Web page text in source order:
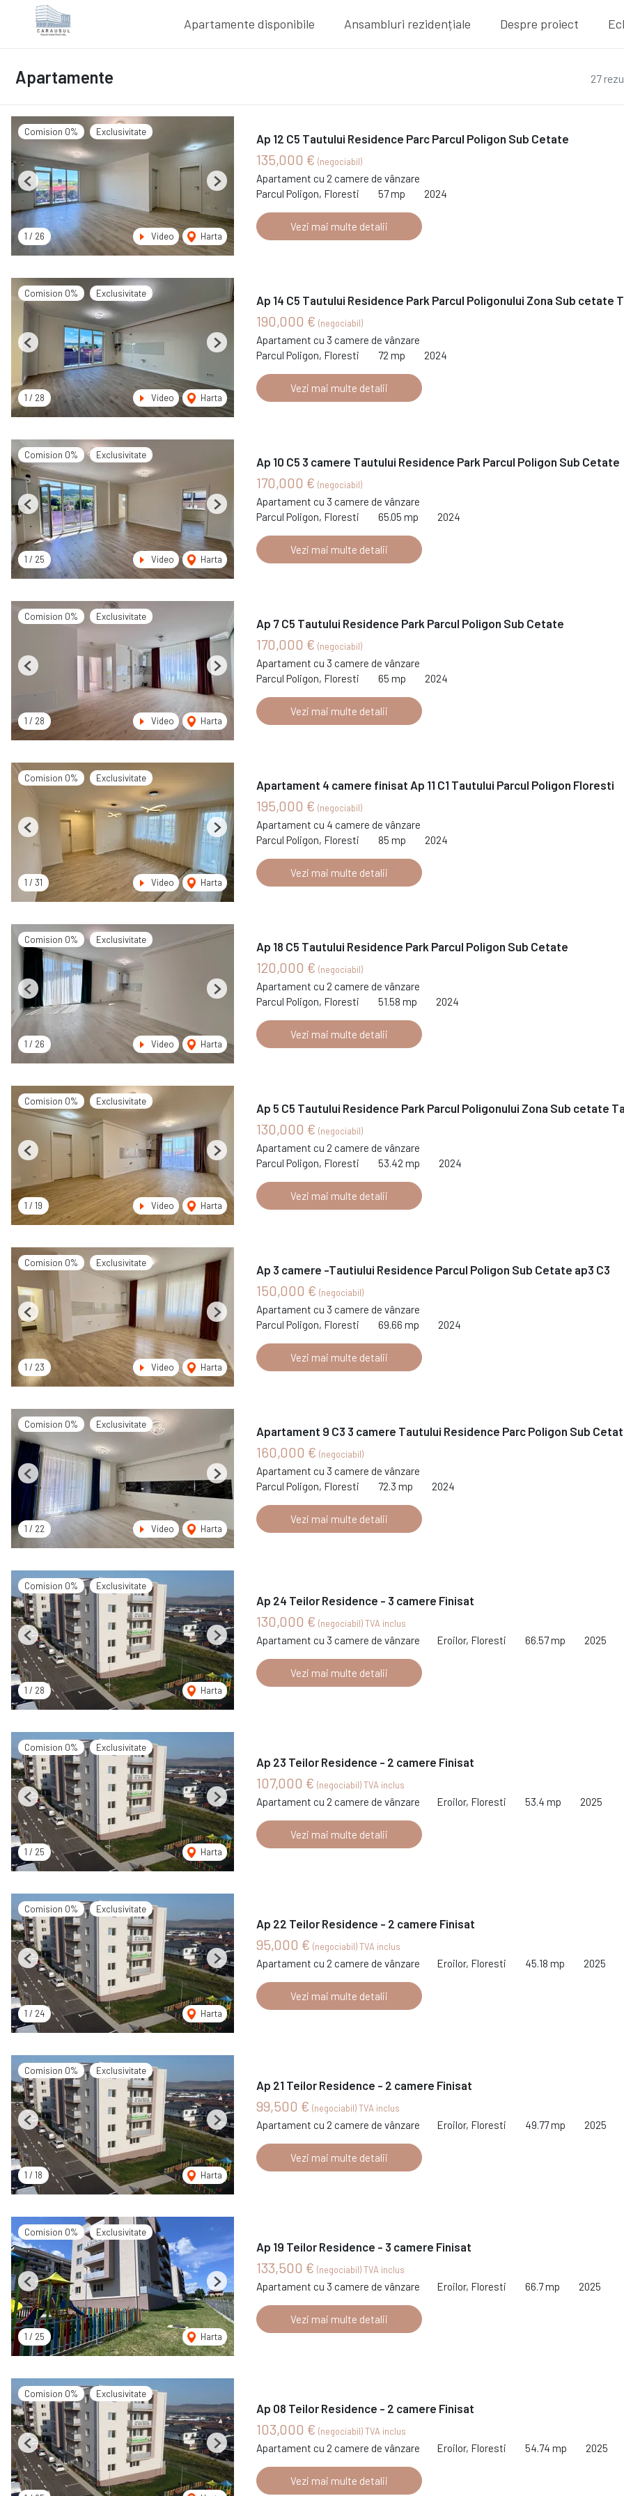
Apartamente disponibile Ansambluri rezidențiale Despre proiect
27
Apartamente
Comision 0% Exclusivitate
1 / 26 Video Harta
Previous Next
Ap 12 C5 Tautului Residence Parc Parcul Poligon Sub Cetate
135,000 € (negociabil)
Apartament cu 2 camere de vânzare
Parcul Poligon, Floresti
57 mp 2024
Vezi mai multe detalii
Comision 0% Exclusivitate
1 / 28 Video Harta
Previous Next
Ap 14 C5 Tautului Residence Park Parcul Poligonului Zona Sub cetate T
190,000 € (negociabil)
Apartament cu 3 camere de vânzare
Parcul Poligon, Floresti
72 mp 2024
Vezi mai multe detalii
Comision 0% Exclusivitate
1 / 25 Video Harta
Previous Next
Ap 10 C5 3 camere Tautului Residence Park Parcul Poligon Sub Cetate
170,000 € (negociabil)
Apartament cu 3 camere de vânzare
Parcul Poligon, Floresti
65.05 mp 2024
Vezi mai multe detalii
Comision 0% Exclusivitate
1 / 28 Video Harta
Previous Next
Ap 7 C5 Tautului Residence Park Parcul Poligon Sub Cetate
170,000 € (negociabil)
Apartament cu 3 camere de vânzare
Parcul Poligon, Floresti
65 mp 2024
Vezi mai multe detalii
Comision 0% Exclusivitate
1 / 31 Video Harta
Previous Next
Apartament 4 camere finisat Ap 11 C1 Tautului Parcul Poligon Floresti
195,000 € (negociabil)
Apartament cu 4 camere de vânzare
Parcul Poligon, Floresti
85 mp 2024
Vezi mai multe detalii
Comision 0% Exclusivitate
1 / 26 Video Harta
Previous Next
Ap 18 C5 Tautului Residence Park Parcul Poligon Sub Cetate
120,000 € (negociabil)
Apartament cu 2 camere de vânzare
Parcul Poligon, Floresti
51.58 mp 2024
Vezi mai multe detalii
Comision 0% Exclusivitate
1 / 19 Video Harta
Previous Next
Ap 5 C5 Tautului Residence Park Parcul Poligonului Zona Sub cetate
130,000 € (negociabil)
Apartament cu 2 camere de vânzare
Parcul Poligon, Floresti
53.42 mp 2024
Vezi mai multe detalii
Comision 0% Exclusivitate
1 / 23 Video Harta
Previous Next
Ap 3 camere -Tautiului Residence Parcul Poligon Sub Cetate ap3 C3
150,000 € (negociabil)
Apartament cu 3 camere de vânzare
Parcul Poligon, Floresti
69.66 mp 2024
Vezi mai multe detalii
Comision 0% Exclusivitate
1 / 22 Video Harta
Previous Next
Apartament 9 C3 3 camere Tautului Residence Parc Poligon Sub
160,000 € (negociabil)
Apartament cu 3 camere de vânzare
Parcul Poligon, Floresti
72.3 mp 2024
Vezi mai multe detalii
Comision 0% Exclusivitate
1 / 28 Harta
Previous Next
Ap 24 Teilor Residence - 3 camere Finisat
130,000 € (negociabil) TVA inclus
Apartament cu 3 camere de vânzare Eroilor, Floresti 66.57 mp 2025
Vezi mai multe detalii
Comision 0% Exclusivitate
1 / 25 Harta
Previous Next
Ap 23 Teilor Residence - 2 camere Finisat
107,000 € (negociabil) TVA inclus
Apartament cu 2 camere de vânzare Eroilor, Floresti 53.4 mp 2025
Vezi mai multe detalii
Comision 0% Exclusivitate
1 / 24 Harta
Previous Next
Ap 22 Teilor Residence - 2 camere Finisat
95,000 € (negociabil) TVA inclus
Apartament cu 2 camere de vânzare Eroilor, Floresti 45.18 mp 2025
Vezi mai multe detalii
Comision 0% Exclusivitate
1 / 18 Harta
Previous Next
Ap 21 Teilor Residence - 2 camere Finisat
99,500 € (negociabil) TVA inclus
Apartament cu 2 camere de vânzare Eroilor, Floresti 49.77 mp 2025
Vezi mai multe detalii
Comision 0% Exclusivitate
1 / 25 Harta
Previous Next
Ap 19 Teilor Residence - 3 camere Finisat
133,500 € (negociabil) TVA inclus
Apartament cu 3 camere de vânzare Eroilor, Floresti 66.7 mp 2025
Vezi mai multe detalii
Comision 0% Exclusivitate
Previous Next
Ap 08 Teilor Residence - 2 camere Finisat
103,000 € (negociabil) TVA inclus
Apartament cu 2 camere de vânzare Eroilor, Floresti 54.74 mp 2025
Vezi mai multe detalii